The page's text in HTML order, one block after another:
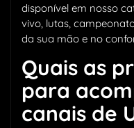
disponível em nosso
vivo, lutas,
da sua mão e no
Quais as
para
canais de